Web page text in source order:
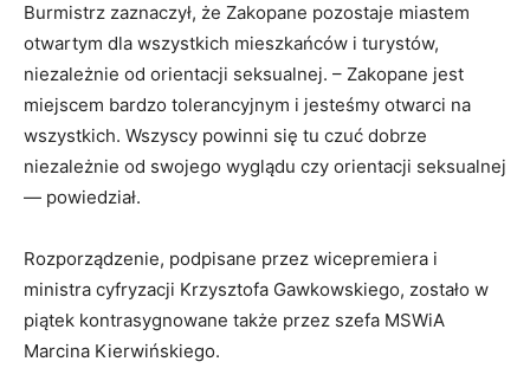
Burmistrz zaznaczył, że Zakopane pozostaje miastem
otwartym dla wszystkich mieszkańców i turystów,
niezależnie od orientacji seksualnej. – Zakopane jest
miejscem bardzo tolerancyjnym i jesteśmy otwarci na
wszystkich. Wszyscy powinni się tu czuć dobrze
niezależnie od swojego wyglądu czy orientacji seksualnej
— powiedział.
Rozporządzenie, podpisane przez wicepremiera i
ministra cyfryzacji Krzysztofa Gawkowskiego, zostało w
piątek kontrasygnowane także przez szefa MSWiA
Marcina Kierwińskiego.